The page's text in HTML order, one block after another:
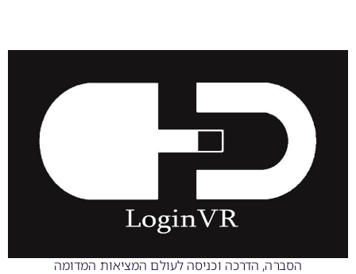
הסברה, הדרכה וכניסה לעולם המציאות המדומה